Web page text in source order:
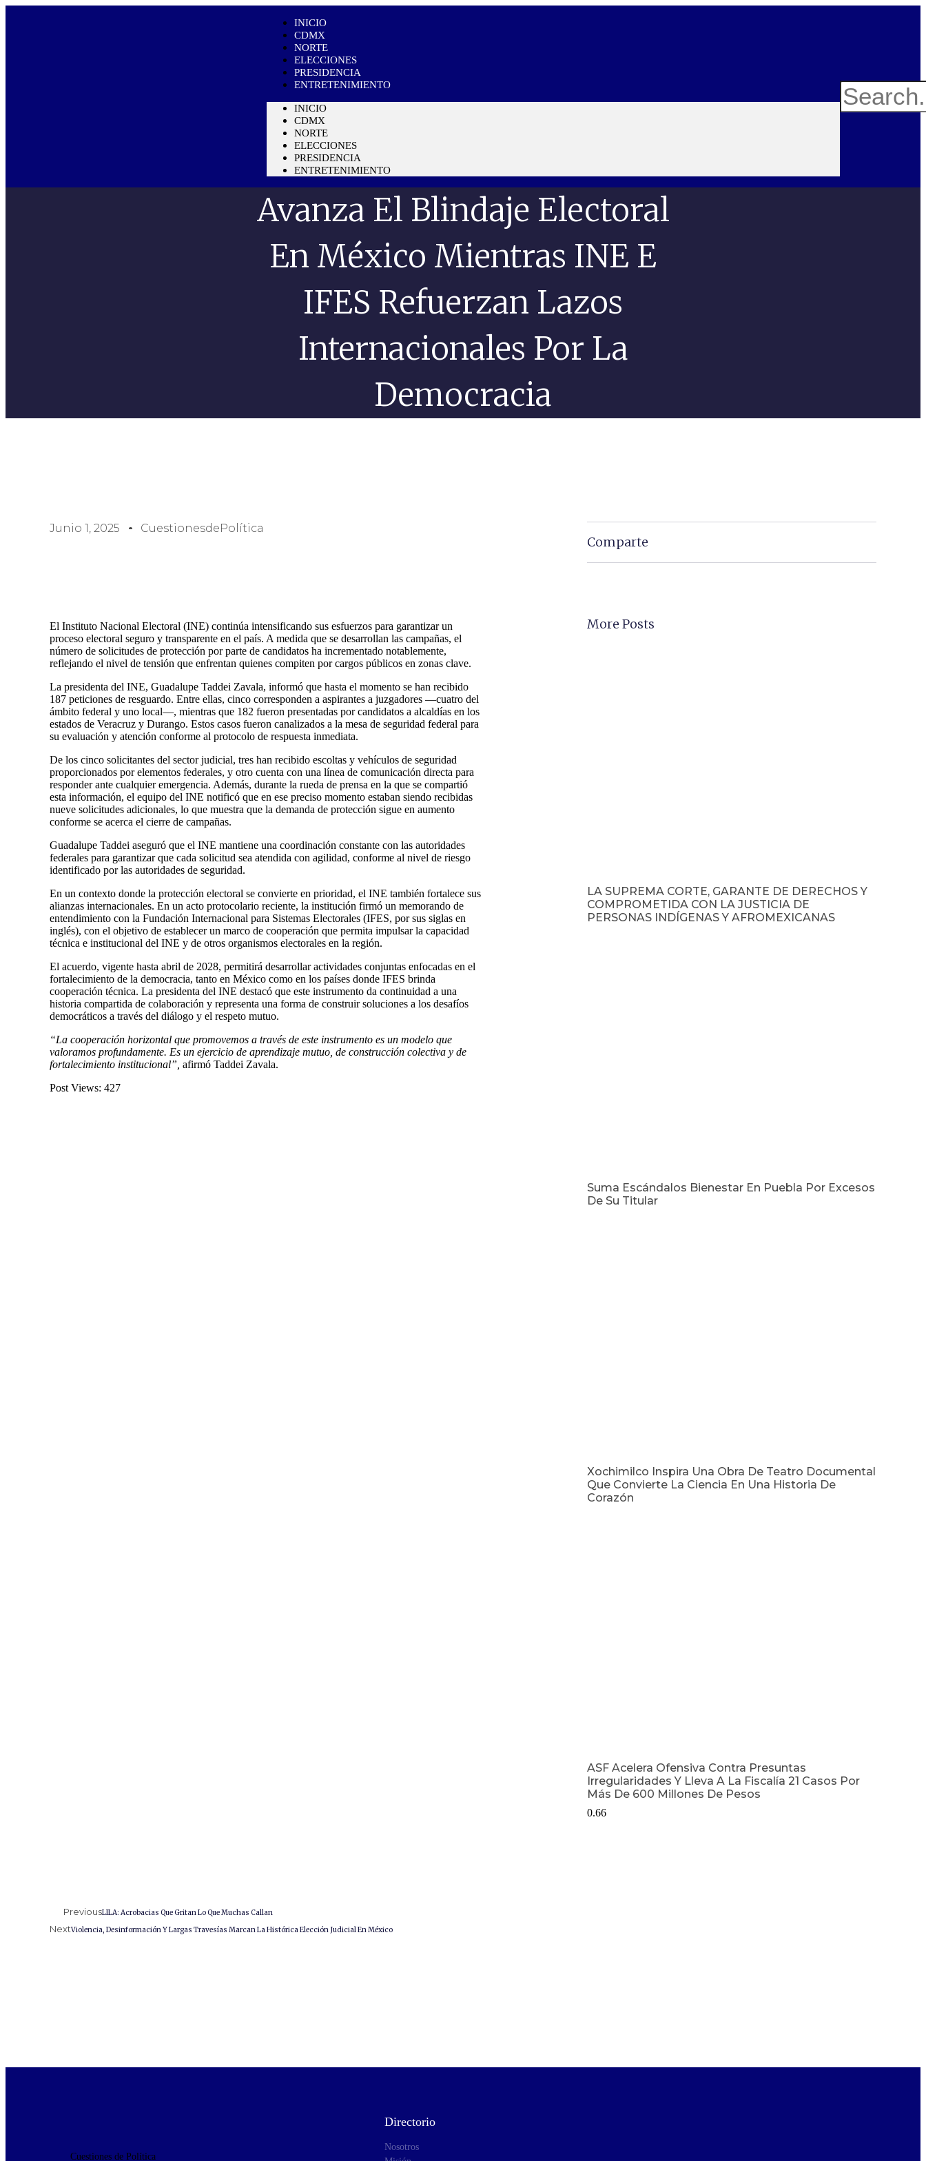
INICIO
CDMX
NORTE
ELECCIONES
PRESIDENCIA
ENTRETENIMIENTO
INICIO
CDMX
NORTE
ELECCIONES
PRESIDENCIA
ENTRETENIMIENTO
Avanza El Blindaje Electoral
En México Mientras INE E
IFES Refuerzan Lazos
Internacionales Por La
Democracia
Junio 1, 2025 CuestionesdePolítica
El Instituto Nacional Electoral (INE) continúa intensificando sus esfuerzos para garantizar un
proceso electoral seguro y transparente en el país. A medida que se desarrollan las campañas, el
número de solicitudes de protección por parte de candidatos ha incrementado notablemente,
reflejando el nivel de tensión que enfrentan quienes compiten por cargos públicos en zonas clave.
La presidenta del INE, Guadalupe Taddei Zavala, informó que hasta el momento se han recibido
187 peticiones de resguardo. Entre ellas, cinco corresponden a aspirantes a juzgadores —cuatro del
ámbito federal y uno local—, mientras que 182 fueron presentadas por candidatos a alcaldías en los
estados de Veracruz y Durango. Estos casos fueron canalizados a la mesa de seguridad federal para
su evaluación y atención conforme al protocolo de respuesta inmediata.
De los cinco solicitantes del sector judicial, tres han recibido escoltas y vehículos de seguridad
proporcionados por elementos federales, y otro cuenta con una línea de comunicación directa para
responder ante cualquier emergencia. Además, durante la rueda de prensa en la que se compartió
esta información, el equipo del INE notificó que en ese preciso momento estaban siendo recibidas
nueve solicitudes adicionales, lo que muestra que la demanda de protección sigue en aumento
conforme se acerca el cierre de campañas.
Guadalupe Taddei aseguró que el INE mantiene una coordinación constante con las autoridades
federales para garantizar que cada solicitud sea atendida con agilidad, conforme al nivel de riesgo
identificado por las autoridades de seguridad.
En un contexto donde la protección electoral se convierte en prioridad, el INE también fortalece sus
alianzas internacionales. En un acto protocolario reciente, la institución firmó un memorando de
entendimiento con la Fundación Internacional para Sistemas Electorales (IFES, por sus siglas en
inglés), con el objetivo de establecer un marco de cooperación que permita impulsar la capacidad
técnica e institucional del INE y de otros organismos electorales en la región.
El acuerdo, vigente hasta abril de 2028, permitirá desarrollar actividades conjuntas enfocadas en el
fortalecimiento de la democracia, tanto en México como en los países donde IFES brinda
cooperación técnica. La presidenta del INE destacó que este instrumento da continuidad a una
historia compartida de colaboración y representa una forma de construir soluciones a los desafíos
democráticos a través del diálogo y el respeto mutuo.
“La cooperación horizontal que promovemos a través de este instrumento es un modelo que
valoramos profundamente. Es un ejercicio de aprendizaje mutuo, de construcción colectiva y de
fortalecimiento institucional”, afirmó Taddei Zavala.
Post Views: 427
Comparte
More Posts
LA SUPREMA CORTE, GARANTE DE DERECHOS Y
COMPROMETIDA CON LA JUSTICIA DE
PERSONAS INDÍGENAS Y AFROMEXICANAS
Suma Escándalos Bienestar En Puebla Por Excesos
De Su Titular
Xochimilco Inspira Una Obra De Teatro Documental
Que Convierte La Ciencia En Una Historia De
Corazón
ASF Acelera Ofensiva Contra Presuntas
Irregularidades Y Lleva A La Fiscalía 21 Casos Por
Más De 600 Millones De Pesos
PreviousLILA: Acrobacias Que Gritan Lo Que Muchas Callan
NextViolencia, Desinformación Y Largas Travesías Marcan La Histórica Elección Judicial En México
Cuestiones de Política
Directorio
Nosotros